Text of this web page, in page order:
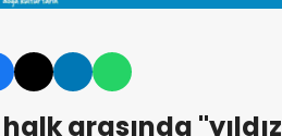
arasında "yıldız